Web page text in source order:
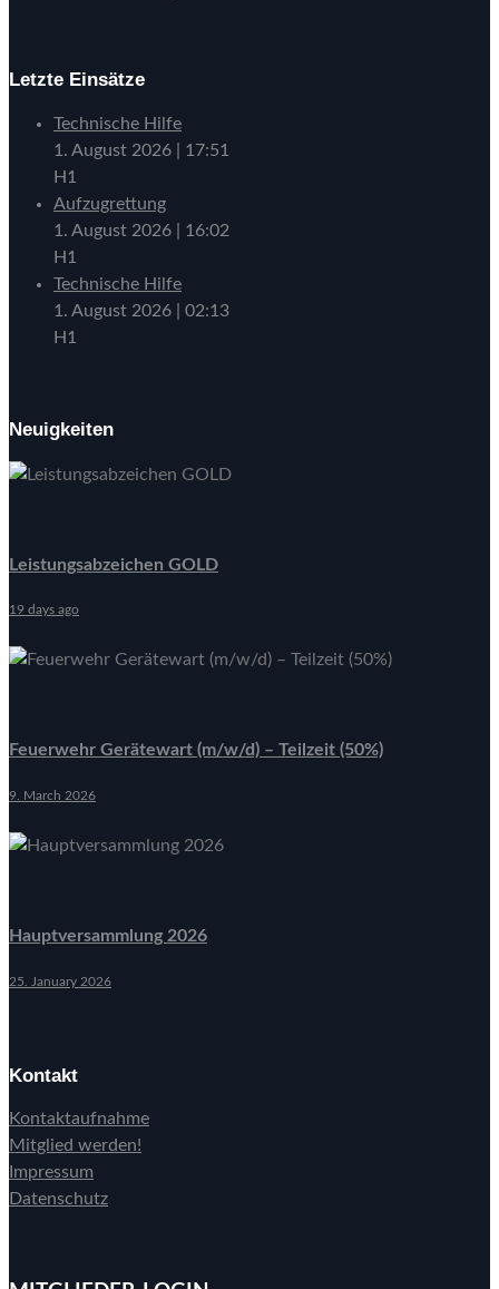
Letzte Einsätze
Technische Hilfe
1. August 2026
17:51
H1
Aufzugrettung
1. August 2026
16:02
H1
Technische Hilfe
1. August 2026
02:13
H1
Neuigkeiten
Leistungsabzeichen GOLD
19 days ago
Feuerwehr Gerätewart (m/w/d) – Teilzeit (50%)
9. March 2026
Hauptversammlung 2026
25. January 2026
Kontakt
Kontaktaufnahme
Mitglied werden!
Impressum
Datenschutz